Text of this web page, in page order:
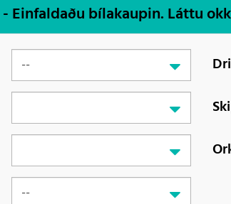
- Einfaldaðu bílakaupin. Láttu